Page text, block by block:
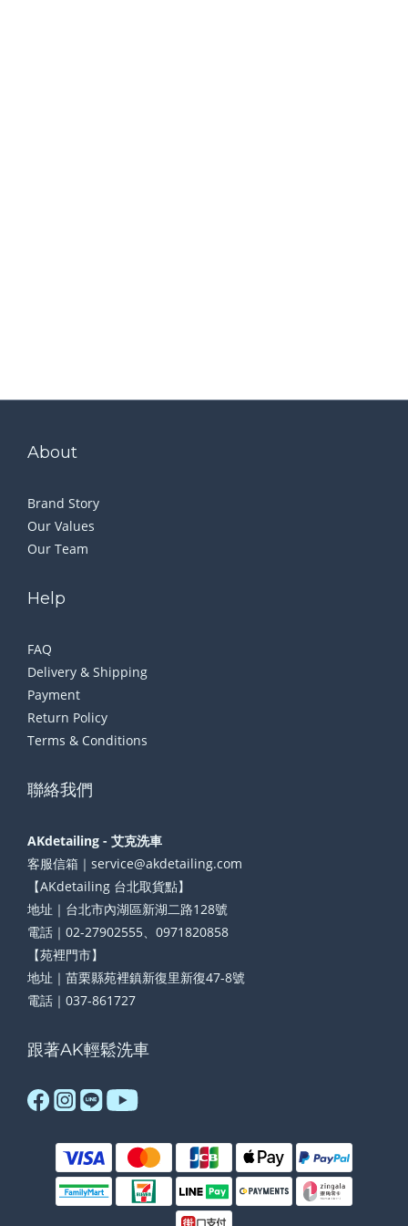
About
Brand Story
Our Values
Our Team
Help
FAQ
Delivery & Shipping
Payment
Return Policy
Terms & Conditions
聯絡我們
AKdetailing - 艾克洗車
客服信箱｜service@akdetailing.com
【AKdetailing 台北取貨點】
地址｜台北市內湖區新湖二路128號
電話｜02-27902555、0971820858
【苑裡門市】
地址｜苗栗縣苑裡鎮新復里新復47-8號
電話｜037-861727
跟著AK輕鬆洗車